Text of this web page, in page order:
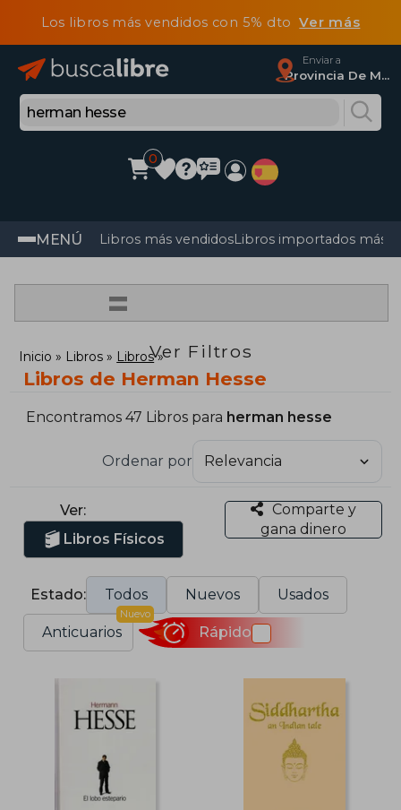
Los libros más vendidos con 5% dtoVer más
Enviar a
Provincia De Madrid
0
MENÚ Libros más vendidosLibros importados más
=
Ver Filtros
Inicio Libros Libros
Libros de Herman Hesse
Encontramos 47 Libros para herman hesse
Ordenar por
Ver:
Libros Físicos
Comparte y
gana dinero
Estado: Todos Nuevos Usados
Anticuarios
Nuevo
Rápido